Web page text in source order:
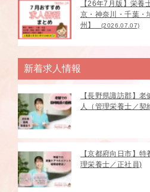
【26年7月版】栄養
京・神奈川・千葉・
州】
(2026.07.07)
新着求人情報
【長野県諏訪郡】
人（管理栄養士／契
【京都府向日市】
理栄養士／正社員)